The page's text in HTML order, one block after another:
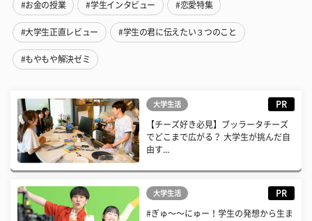
#お金の授業 #学生インタビュー #恋愛特集
#大学生正直レビュー #学生の君に伝えたい３つのこと
#もやもや解決ゼミ
大学生活 PR
【チーズ好き必見】ブッラータチーズ
でどこまで広がる？ 大学生が挑んだ自
由す...
大学生活 PR
#ぎゅ〜〜にゅー！学生の発想から生ま